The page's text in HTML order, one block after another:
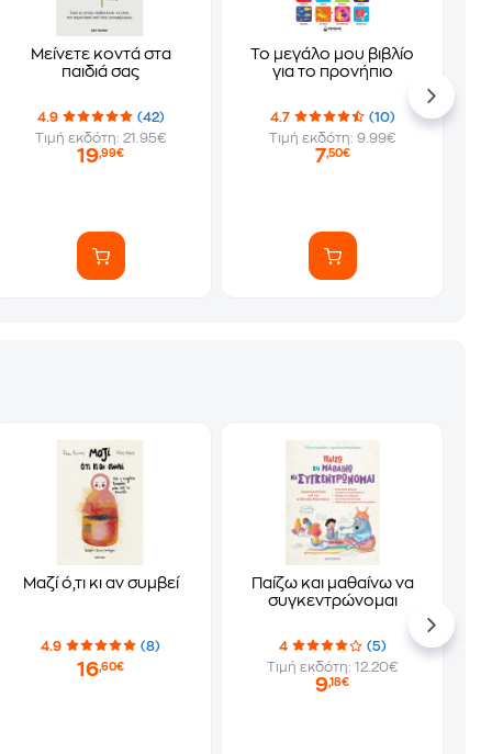
Μείνετε κοντά στα
παιδιά σας
4.9
(42)
Τιμή εκδότη: 21.95€
19,99€
Το μεγάλο μου βιβλίο
για το προνήπιο
4.7
(10)
Τιμή εκδότη: 9.99€
7,50€
Μαζί ό,τι κι αν συμβεί
4.9 (8)
16,60€
Παίζω και μαθαίνω να
συγκεντρώνομαι
4
(5)
Τιμή εκδότη: 12.20€
9,18€